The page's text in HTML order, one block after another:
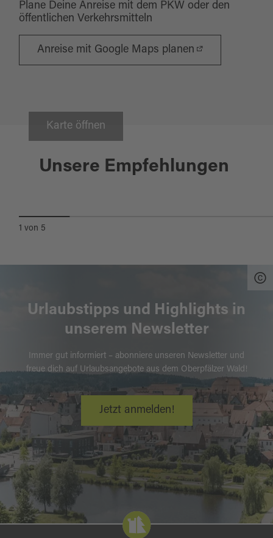
Plane Deine Anreise mit dem PKW oder den
öffentlichen Verkehrsmitteln
Anreise mit Google Maps planen
Karte öffnen
Unsere Empfehlungen
Nabburg 09.08.2026 - 08.11.2026
FÜHRUNG DURCH DAS
1 von 5
Urlaubstipps und Highlights in
unserem Newsletter
Immer gut informiert – abonniere unseren Newsletter und
freue dich auf Urlaubsangebote aus dem Oberpfälzer Wald!
Jetzt anmelden!